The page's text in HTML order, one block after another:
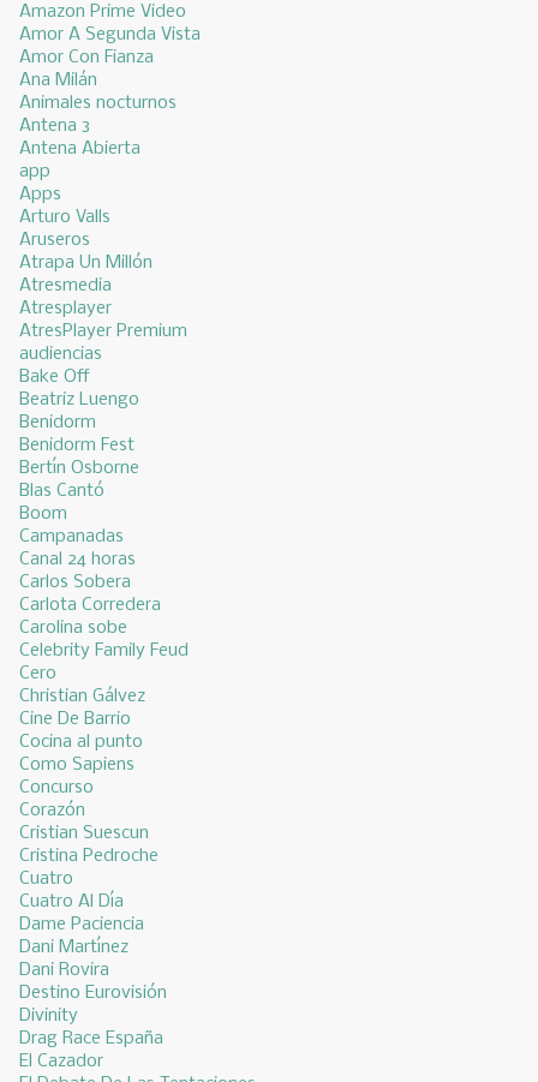
Amazon Prime Video
Amor A Segunda Vista
Amor Con Fianza
Ana Milán
Animales nocturnos
Antena 3
Antena Abierta
app
Apps
Arturo Valls
Aruseros
Atrapa Un Millón
Atresmedia
Atresplayer
AtresPlayer Premium
audiencias
Bake Off
Beatriz Luengo
Benidorm
Benidorm Fest
Bertín Osborne
Blas Cantó
Boom
Campanadas
Canal 24 horas
Carlos Sobera
Carlota Corredera
Carolina sobe
Celebrity Family Feud
Cero
Christian Gálvez
Cine De Barrio
Cocina al punto
Como Sapiens
Concurso
Corazón
Cristian Suescun
Cristina Pedroche
Cuatro
Cuatro Al Día
Dame Paciencia
Dani Martínez
Dani Rovira
Destino Eurovisión
Divinity
Drag Race España
El Cazador